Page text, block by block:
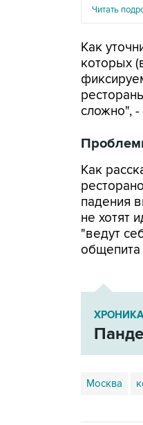
Читать
Как
которых
сложно",
Как
падения
не хотят
"ведут
Москва